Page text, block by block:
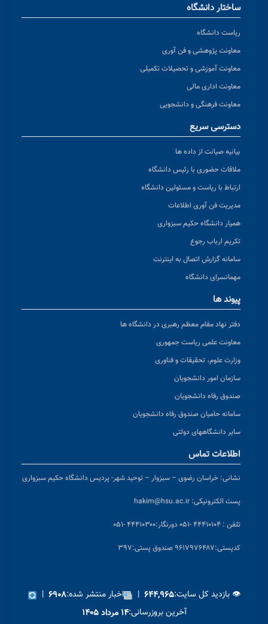
ساختار دانشگاه
ریاست دانشگاه
معاونت پژوهشی و فن آوری
معاونت آموزشی و تحصیلات تکمیلی
معاونت اداری مالی
معاونت فرهنگی و دانشجویی
دسترسی سریع
بیانیه صیانت از داده ها
ملاقات حضوری با رئیس دانشگاه
ارتباط با ریاست و مسئولین دانشگاه
مدیریت فن آوری اطلاعات
همیار دانشگاه حکیم سبزواری
تکریم ارباب رجوع
سامانه گزارش اتصال به اینترنت
مهمانسرای دانشگاه
پیوند ها
دفتر نهاد مقام معظم رهبری در دانشگاه ها
معاونت علمی ریاست جمهوری
وزارت علوم، تحقیقات و فناوری
سازمان امور دانشجویان
صندوق رفاه دانشجویان
سامانه حامیان صندوق رفاه دانشجویان
سایر دانشگاههای دولتی
اطلاعات تماس
نشانی: خراسان رضوی – سبزوار – توحید شهر- پردیس دانشگاه حکیم سبزواری
پست الکترونیکی: hakim@hsu.ac.ir
تلفن : ۴۴۴۱۰۱۰۴ -۰۵۱ دورنگار:۴۴۴۱۰۳۰۰ -۰۵۱
کدپستی:۹۶۱۷۹۷۶۴۸۷ صندوق پستی:۳۹۷
👁 بازدید کل سایت:۶۴۴,۹۶۵ | اخبار منتشر شده:۶۹۰۸ |
آخرین بروزرسانی:۱۴ مرداد ۱۴۰۵